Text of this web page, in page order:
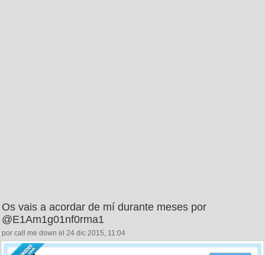
Os vais a acordar de mí durante meses por
@E1Am1g01nf0rma1
por call me down el 24 dic 2015, 11:04